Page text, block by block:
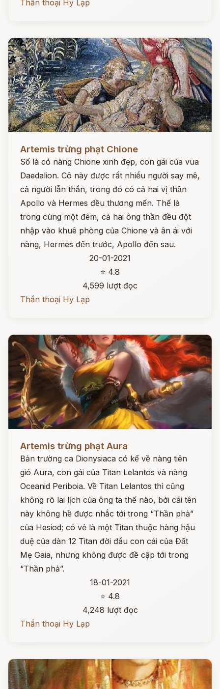
Thần thoại Hy Lạp
Artemis trừng phạt Chione
Số là có nàng Chione xinh đẹp, con gái của vua
Daedalion. Cô này được rất nhiều người say mê,
cả người lẫn thần, trong đó có cả hai vị thần
Apollo và Hermes đều thương mến. Thế là
trong cùng một đêm, cả hai ông thần đều đột
nhập vào khuê phòng của Chione và ân ái với
nàng, Hermes đến trước, Apollo đến sau.
20-01-2021
⭐ 4.8
4,599 lượt đọc
Thần thoại Hy Lạp
Artemis trừng phạt Aura
Bản trường ca Dionysiaca có kể về nàng tiên
gió Aura, con gái của Titan Lelantos và nàng
Oceanid Periboia. Về Titan Lelantos thì cũng
không rõ lai lịch của ông ta thế nào, bởi cái tên
này không hề được nhắc tới trong “Thần phả”
của Hesiod; có vẻ là một Titan thuộc hàng hậu
duệ của dàn 12 Titan đời đầu con cái của Đất
Mẹ Gaia, nhưng không được đề cập tới trong
“Thần phả”.
18-01-2021
⭐ 4.8
4,248 lượt đọc
Thần thoại Hy Lạp